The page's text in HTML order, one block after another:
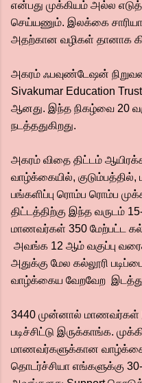
என்பது முக்கியம் அல்ல
செய்யணும். இலக்கை
அதற்கான வழிகள் தானாக
அகரம் ஃபவுண்டேஷன்
Sivakumar Education
ஆனது. இந்த நிகழ்வை 20
நடத்ததுகிறது.
அகரம் விதை திட்டம்
வாழ்க்கையில்,
பங்களிப்பு ரொம்ப ரொம்ப
திட்டத்திற்கு இந்த வருடம்
மாணவர்கள் 350 மேற்பட்ட
அவங்க 12 ஆம் வகுப்பு
அதுக்கு மேல கல்லூரி
வாழ்க்கைய வேறவேற
3440 முன்னால் மாணவர்கள்
படிச்சிட்டு இருக்காங்க.
மாணவர்களுக்கான
தொடர்ச்சியா எங்களுக்கு